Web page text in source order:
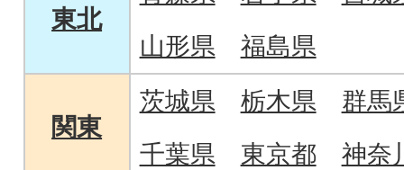
東北
山形県
福島県
関東
茨城県 栃木県
群馬
千葉県
東京都 神奈